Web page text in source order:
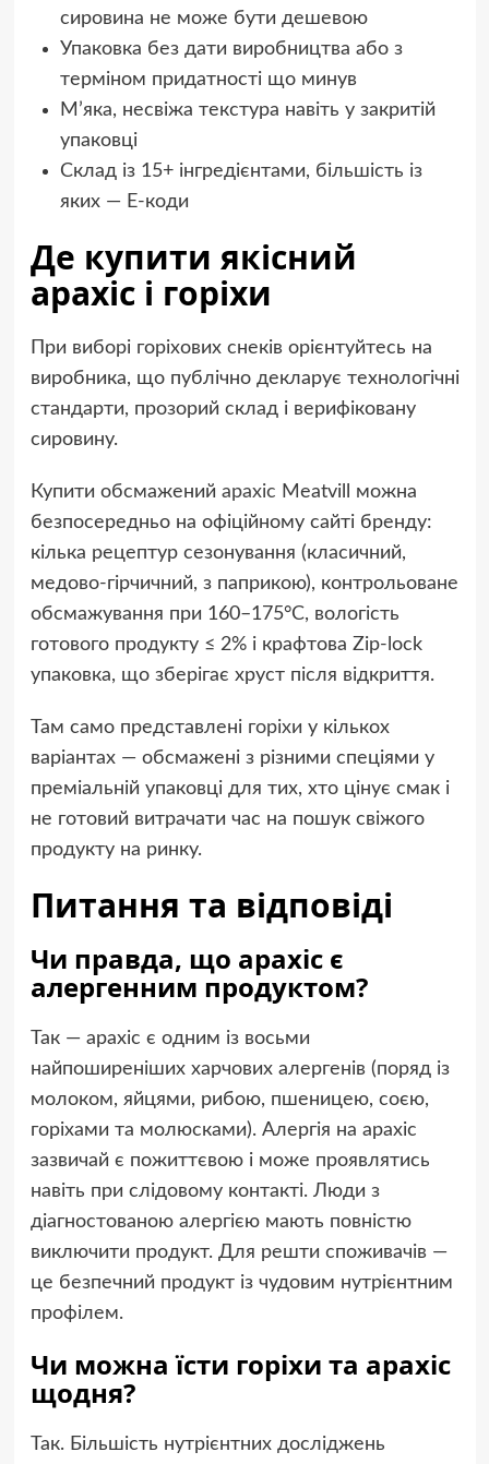
сировина не може бути дешевою
Упаковка без дати виробництва або з
терміном придатності що минув
М’яка, несвіжа текстура навіть у закритій
упаковці
Склад із 15+ інгредієнтами, більшість із
яких — E-коди
Де купити якісний
арахіс і горіхи
При виборі горіхових снеків орієнтуйтесь на
виробника, що публічно декларує технологічні
стандарти, прозорий склад і верифіковану
сировину.
Купити обсмажений арахіс Meatvill можна
безпосередньо на офіційному сайті бренду:
кілька рецептур сезонування (класичний,
медово-гірчичний, з паприкою), контрольоване
обсмажування при 160–175°C, вологість
готового продукту ≤ 2% і крафтова Zip-lock
упаковка, що зберігає хруст після відкриття.
Там само представлені горіхи у кількох
варіантах — обсмажені з різними спеціями у
преміальній упаковці для тих, хто цінує смак і
не готовий витрачати час на пошук свіжого
продукту на ринку.
Питання та відповіді
Чи правда, що арахіс є
алергенним продуктом?
Так — арахіс є одним із восьми
найпоширеніших харчових алергенів (поряд із
молоком, яйцями, рибою, пшеницею, соєю,
горіхами та молюсками). Алергія на арахіс
зазвичай є пожиттєвою і може проявлятись
навіть при слідовому контакті. Люди з
діагностованою алергією мають повністю
виключити продукт. Для решти споживачів —
це безпечний продукт із чудовим нутрієнтним
профілем.
Чи можна їсти горіхи та арахіс
щодня?
Так. Більшість нутрієнтних досліджень